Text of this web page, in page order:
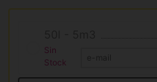
Sin
Stock